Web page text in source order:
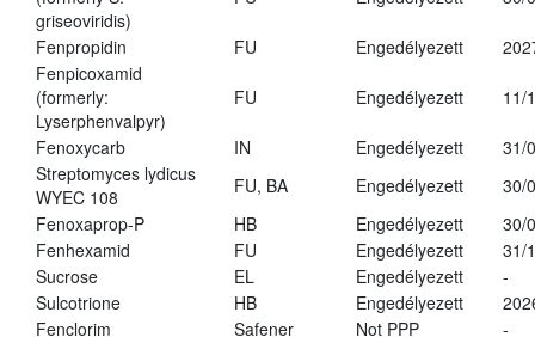
griseoviridis)
Fenpropidin FU Engedélyezett
Fenpicoxamid
(formerly:
Lyserphenvalpyr)
FU Engedélyezett 11/
Fenoxycarb IN Engedélyezett
31/
Streptomyces lydicus
WYEC 108
FU, BA Engedélyezett
30/
Fenoxaprop-P
HB Engedélyezett
30/
Fenhexamid
FU Engedélyezett
31/
Sucrose
EL Engedélyezett
-
Sulcotrione
HB Engedélyezett
Fenclorim
Safener Not PPP
-